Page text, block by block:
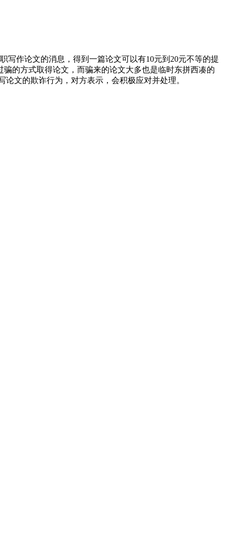
作论文的消息，得到一篇论文可以有10元到20元不等的提
的方式取得论文，而骗来的论文大多也是临时东拼西凑的
文的欺诈行为，对方表示，会积极应对并处理。